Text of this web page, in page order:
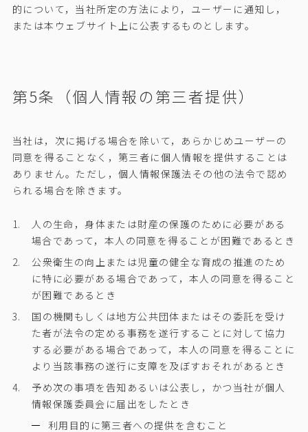
的について，当社所定の方法により，ユーザーに通知し，
または本ウェブサイト上に公表するものとします。
第5条（個人情報の第三者提供）
当社は，次に掲げる場合を除いて，あらかじめユーザーの
同意を得ることなく，第三者に個人情報を提供することは
ありません。ただし，個人情報保護法その他の法令で認め
られる場合を除きます。
人の生命，身体または財産の保護のために必要がある
場合であって，本人の同意を得ることが困難であるとき
公衆衛生の向上または児童の健全な育成の推進のため
に特に必要がある場合であって，本人の同意を得ること
が困難であるとき
国の機関もしくは地方公共団体またはその委託を受け
た者が法令の定める事務を遂行することに対して協力
する必要がある場合であって，本人の同意を得ることに
より当該事務の遂行に支障を及ぼすおそれがあるとき
予め次の事項を告知あるいは公表し，かつ当社が個人
情報保護委員会に届出をしたとき
利用目的に第三者への提供を含むこと